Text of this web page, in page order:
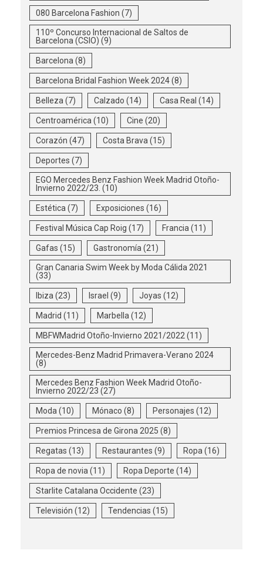
080 Barcelona Fashion (7)
110º Concurso Internacional de Saltos de
Barcelona (CSIO) (9)
Barcelona (8)
Barcelona Bridal Fashion Week 2024(8)
Belleza (7) Calzado (14) Casa Real (14)
Centroamérica (10) Cine (20)
Corazón (47) Costa Brava (15)
Deportes (7)
EGO Mercedes Benz Fashion Week Madrid Otoño-
Invierno 2022/23. (10)
Estética (7) Exposiciones (16)
Festival Música Cap Roig (17) Francia (11)
Gafas (15) Gastronomía (21)
Gran Canaria Swim Week by Moda Cálida 2021
(33)
Ibiza (23) Israel (9) Joyas (12)
Madrid (11) Marbella (12)
MBFWMadrid Otoño-Invierno 2021/2022 (11)
Mercedes-Benz Madrid Primavera-Verano 2024
(8)
Mercedes Benz Fashion Week Madrid Otoño-
Invierno 2022/23 (27)
Moda (10) Mónaco (8) Personajes (12)
Premios Princesa de Girona 2025 (8)
Regatas (13) Restaurantes (9) Ropa (16)
Ropa de novia (11) Ropa Deporte (14)
Starlite Catalana Occidente (23)
Televisión (12) Tendencias (15)